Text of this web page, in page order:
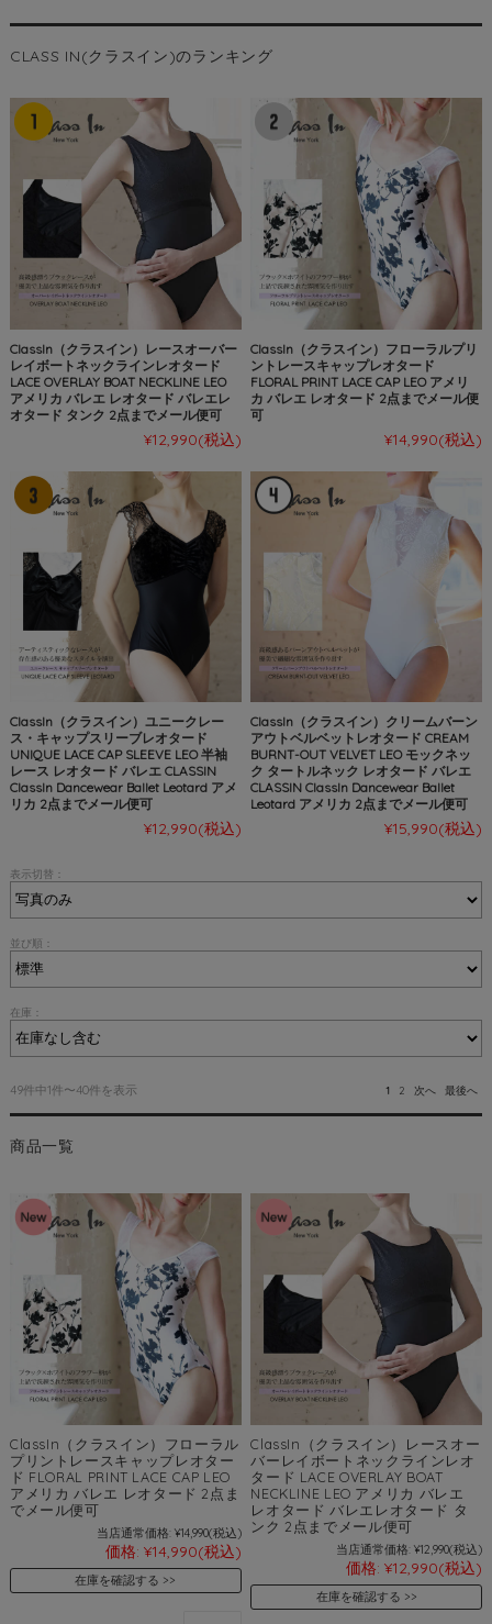
CLASS IN(クラスイン)のランキング
ClassIn（クラスイン）レースオーバー
レイボートネックラインレオタード
LACE OVERLAY BOAT NECKLINE LEO
アメリカ バレエ レオタード バレエレ
オタード タンク 2点までメール便可
¥12,990(税込)
ClassIn（クラスイン）フローラルプリ
ントレースキャップレオタード
FLORAL PRINT LACE CAP LEO アメリ
カ バレエ レオタード 2点までメール便
可
¥14,990(税込)
ClassIn（クラスイン）ユニークレー
ス・キャップスリーブレオタード
UNIQUE LACE CAP SLEEVE LEO 半袖
レース レオタード バレエ CLASSIN
ClassIn Dancewear Ballet Leotard アメ
リカ 2点までメール便可
¥12,990(税込)
ClassIn（クラスイン）クリームバーン
アウトベルベットレオタード CREAM
BURNT-OUT VELVET LEO モックネッ
ク タートルネック レオタード バレエ
CLASSIN ClassIn Dancewear Ballet
Leotard アメリカ 2点までメール便可
¥15,990(税込)
表示切替：
並び順：
在庫：
49件中1件〜40件を表示 1 2 次へ 最後へ
商品一覧
ClassIn（クラスイン）フローラル
プリントレースキャップレオター
ド FLORAL PRINT LACE CAP LEO
アメリカ バレエ レオタード 2点ま
でメール便可
当店通常価格: ¥14,990(税込)
価格: ¥14,990(税込)
在庫を確認する
ClassIn（クラスイン）レースオー
バーレイボートネックラインレオ
タード LACE OVERLAY BOAT
NECKLINE LEO アメリカ バレエ
レオタード バレエレオタード タ
ンク 2点までメール便可
当店通常価格: ¥12,990(税込)
価格: ¥12,990(税込)
在庫を確認する